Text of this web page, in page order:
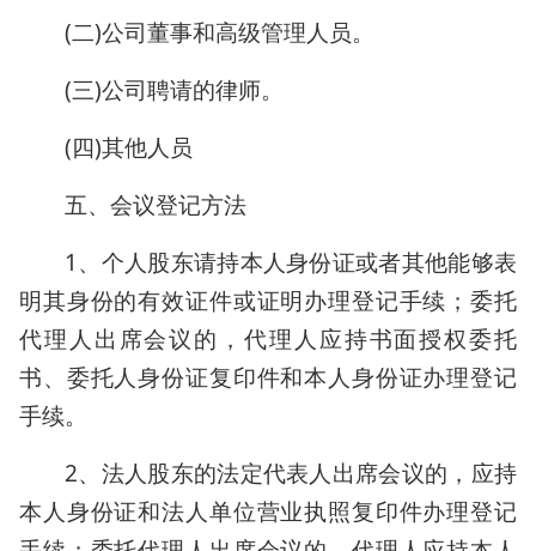
(二)公司董事和高级管理人员。
(三)公司聘请的律师。
(四)其他人员
五、会议登记方法
1、个人股东请持本人身份证或者其他能够表
明其身份的有效证件或证明办理登记手续；委托
代理人出席会议的，代理人应持书面授权委托
书、委托人身份证复印件和本人身份证办理登记
手续。
2、法人股东的法定代表人出席会议的，应持
本人身份证和法人单位营业执照复印件办理登记